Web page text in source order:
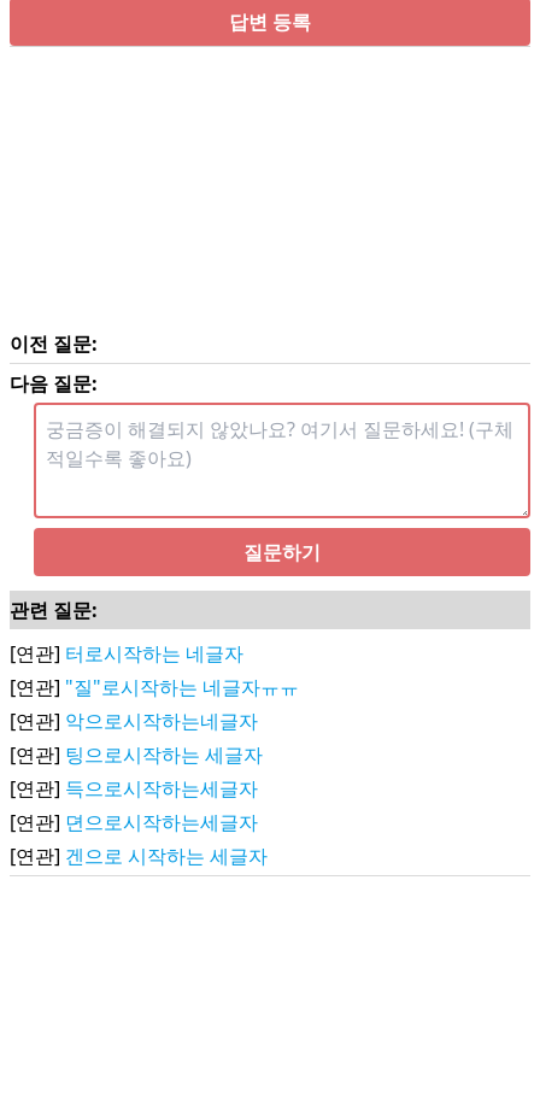
답변 등록
이전 질문:
다음 질문:
질문하기
관련 질문:
[연관] 터로시작하는 네글자
[연관] "질"로시작하는 네글자ㅠㅠ
[연관] 악으로시작하는네글자
[연관] 팅으로시작하는 세글자
[연관] 득으로시작하는세글자
[연관] 뎐으로시작하는세글자
[연관] 겐으로 시작하는 세글자